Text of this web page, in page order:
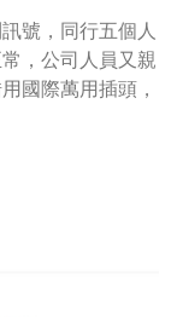
號，同行五個人
，公司人員又親
國際萬用插頭，